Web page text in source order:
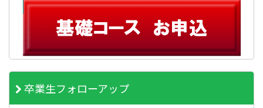
卒業生フォローアップ